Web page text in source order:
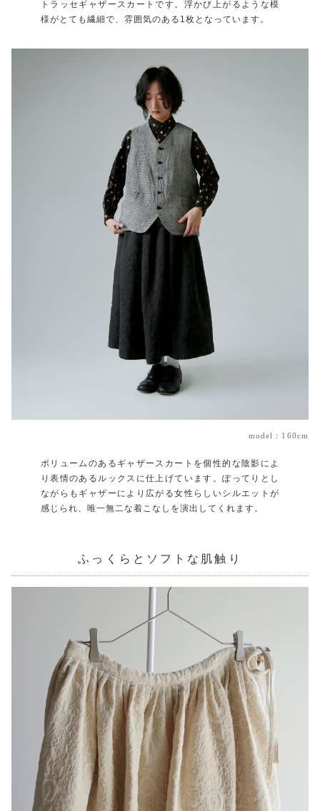
トラッセギャザースカートです。浮かび上がるような模
様がとても繊細で、雰囲気のある1枚となっています。
model：160cm
ボリュームのあるギャザースカートを個性的な陰影によ
り表情のあるルックスに仕上げています。ぽってりとし
ながらもギャザーにより広がる女性らしいシルエットが
感じられ、唯一無二な着こなしを演出してくれます。
ふっくらとソフトな肌触り